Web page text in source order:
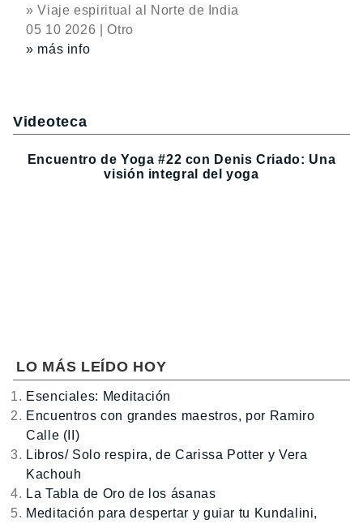
» Viaje espiritual al Norte de India
05 10 2026 | Otro
» más info
Videoteca
Encuentro de Yoga #22 con Denis Criado: Una
visión integral del yoga
LO MÁS LEÍDO HOY
Esenciales: Meditación
Encuentros con grandes maestros, por Ramiro
Calle (II)
Libros/ Solo respira, de Carissa Potter y Vera
Kachouh
La Tabla de Oro de los ásanas
Meditación para despertar y guiar tu Kundalini,